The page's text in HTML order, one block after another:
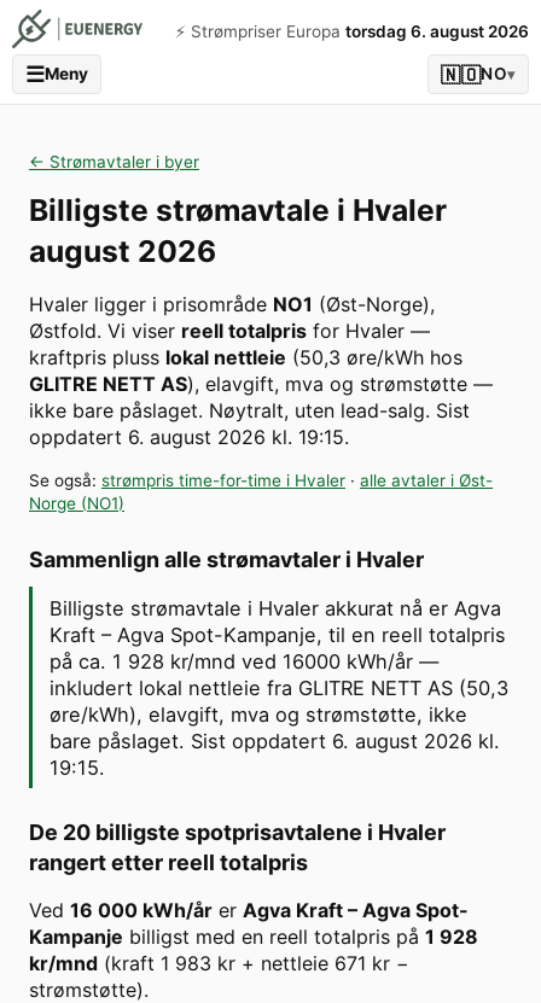
⚡️ Strømpriser Europa torsdag 6. august 2026
☰Meny 🇳🇴NO▾
← Strømavtaler i byer
Billigste strømavtale i Hvaler
august 2026
Hvaler ligger i prisområde NO1 (Øst-Norge),
Østfold. Vi viser reell totalpris for Hvaler —
kraftpris pluss lokal nettleie (50,3 øre/kWh hos
GLITRE NETT AS), elavgift, mva og strømstøtte —
ikke bare påslaget. Nøytralt, uten lead-salg. Sist
oppdatert 6. august 2026 kl. 19:15.
Se også: strømpris time-for-time i Hvaler · alle avtaler i Øst-
Norge (NO1)
Sammenlign alle strømavtaler i Hvaler
Billigste strømavtale i Hvaler akkurat nå er Agva
Kraft – Agva Spot-Kampanje, til en reell totalpris
på ca. 1 928 kr/mnd ved 16000 kWh/år —
inkludert lokal nettleie fra GLITRE NETT AS (50,3
øre/kWh), elavgift, mva og strømstøtte, ikke
bare påslaget. Sist oppdatert 6. august 2026 kl.
19:15.
De 20 billigste spotprisavtalene i Hvaler
rangert etter reell totalpris
Ved 16 000 kWh/år er Agva Kraft – Agva Spot-
Kampanje billigst med en reell totalpris på 1 928
kr/mnd (kraft 1 983 kr + nettleie 671 kr −
strømstøtte).